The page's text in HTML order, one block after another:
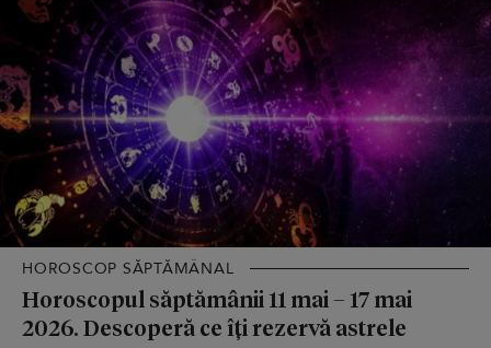
HOROSCOP SĂPTĂMÂNAL
Horoscopul săptămânii 11 mai – 17 mai
2026. Descoperă ce îți rezervă astrele